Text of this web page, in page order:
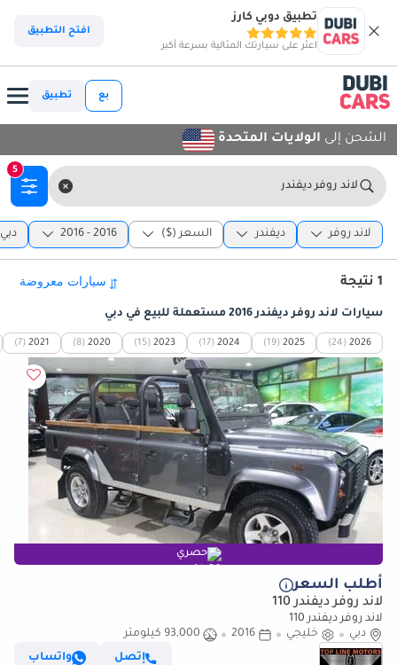
تطبيق دوبي كارز
اعثر على سيارتك المثالية بسرعة أكبر
افتح التطبيق
بع تطبيق
الشحن إلى الولايات المتحدة
لاند روفر ديفندر
5
لاند روفر ديفندر السعر ($) 2016 - 2016 دبي
1 نتيجة
سيارات لاند روفر ديفندر 2016 مستعملة للبيع في دبي
2026
(24)
2025
(19)
2024
(17)
2023
(15)
2020
(8)
2021
(7)
حصري
أطلب السعر
لاند روفر ديفندر 110
لاند روفر ديفندر 110
دبي
خليجي 2016
93,000 كيلومتر
إتصل
واتساب